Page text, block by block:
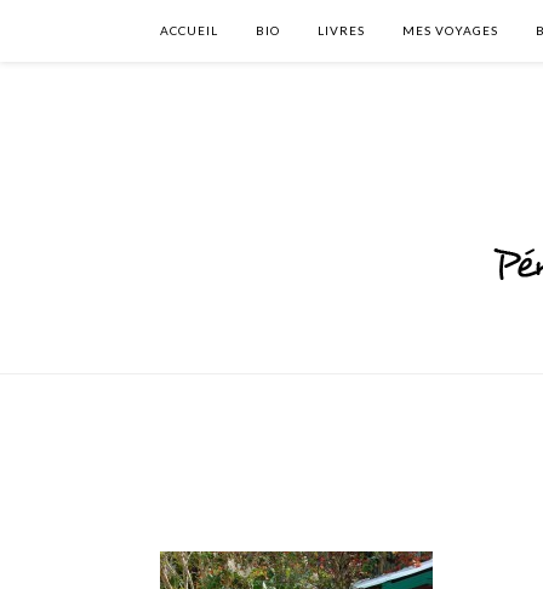
ACCUEIL BIO LIVRES MES VOYAGES